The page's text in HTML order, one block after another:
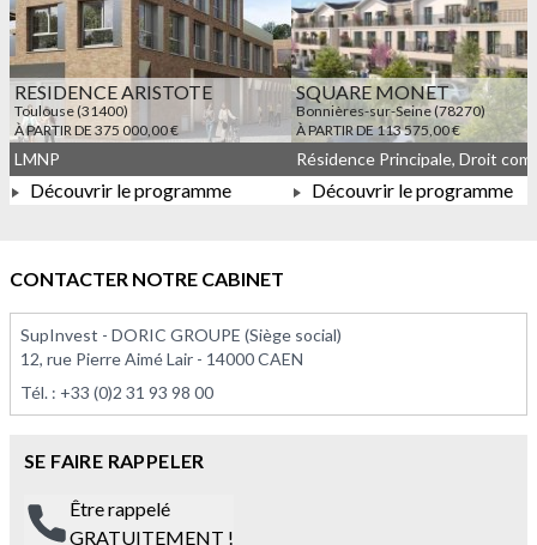
RESIDENCE ARISTOTE
Toulouse (31400)
À PARTIR DE 375 000,00 €
À PARTIR DE 375 000,00 €
LMNP
Découvrir le programme
SQUARE MONET
Bonnières-sur-Seine (78270)
À PARTIR DE 113 575,00 €
Découvrir le programme
CONTACTER NOTRE CABINET
SupInvest - DORIC GROUPE (Siège social)
12, rue Pierre Aimé Lair - 14000 CAEN
Tél. : +33 (0)2 31 93 98 00
SE FAIRE RAPPELER
Être rappelé
GRATUITEMENT !